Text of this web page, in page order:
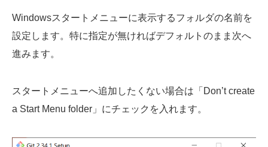
Windowsスタートメニューに表示するフォルダの名前を
設定します。特に指定が無ければデフォルトのまま次へ
進みます。
スタートメニューへ追加したくない場合は「Don’t create
a Start Menu folder」にチェックを入れます。